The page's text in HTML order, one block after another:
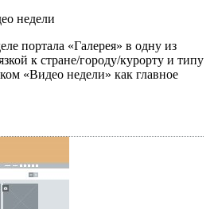
недели
портала «Галерея» в одну из
к стране/городу/курорту и типу
«Видео недели» как главное